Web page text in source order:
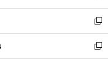
開
く
ウ
で
開
く
ン
ド
ウ
で
開
ウ
ィ
ン
ド
ウ
し
い
ウ
ィ
ン
新
し
い
ウ
新
し